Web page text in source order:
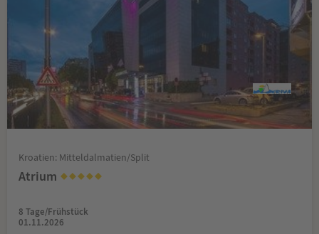
Kroatien: Mitteldalmatien/Split
Atrium
8 Tage/Frühstück
01.11.2026